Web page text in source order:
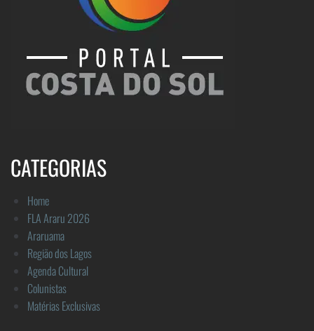
CATEGORIAS
Home
FLA Araru 2026
Araruama
Região dos Lagos
Agenda Cultural
Colunistas
Matérias Exclusivas